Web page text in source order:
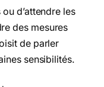
d’attendre les
des mesures
de parler
sensibilités.